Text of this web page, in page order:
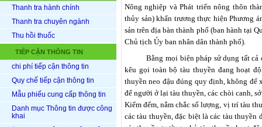
Thanh tra hành chính
Thanh tra chuyên ngành
Thu hồi thuốc
TIẾP CẬN THÔNG TIN
chi phí tiếp cận thông tin
Quy chế tiếp cận thông tin
Mẫu phiếu cung cấp thông tin
Danh mục Thông tin được công
khai
Nông nghiệp và Phát triển nông thôn
thủy sản) khẩn trương thực hiện Phương
sản trên địa bàn thành phố (ban hành tại
Chủ tịch Ủy ban nhân dân thành phố).
Bằng mọi biện pháp sử dụng tất
kêu gọi toàn bộ tàu thuyền đang hoạt
thuyền neo đậu đúng quy định, không
để người ở lại tàu thuyền, các chòi canh,
Kiểm đếm, nắm chắc số lượng, vị trí tàu
các tàu thuyền, đặc biệt là các tàu